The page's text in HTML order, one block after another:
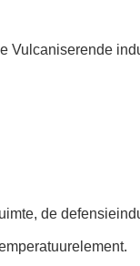
Vulcaniserende
de